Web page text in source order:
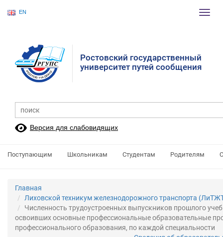
EN
Ростовский государственный
университет путей сообщения
Версия для слабовидящих
Поступающим Школьникам Студентам Родителям
Главная
Лиховской техникум железнодорожного транспорта
Численность трудоустроенных выпускников прошлого
освоивших основные профессиональные образовательные
профессионального образования, по каждой специальности